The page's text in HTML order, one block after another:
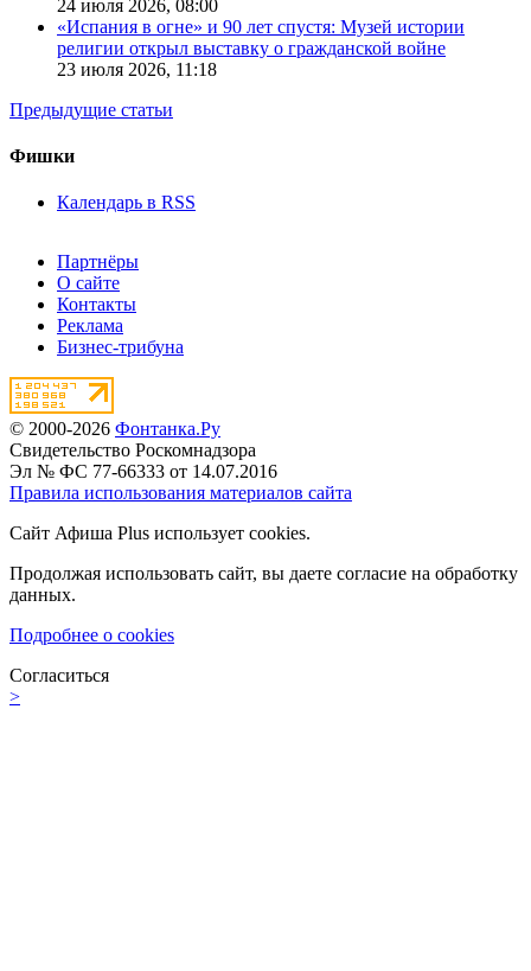
24 июля 2026, 08:00
«Испания в огне» и 90 лет спустя: Музей истории
религии открыл выставку о гражданской войне
23 июля 2026, 11:18
Предыдущие статьи
Фишки
Календарь в RSS
Партнёры
О сайте
Контакты
Реклама
Бизнес-трибуна
© 2000-2026 Фонтанка.Ру
Свидетельство Роскомнадзора
Эл № ФС 77-66333 от 14.07.2016
Правила использования материалов сайта
Сайт Афиша Plus использует cookies.
Продолжая использовать сайт, вы даете согласие на обработку
данных.
Подробнее о cookies
Согласиться
>